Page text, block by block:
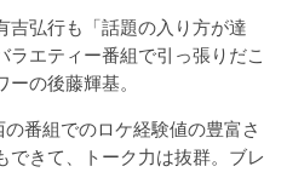
弘行も「話題の入り方が達
エティー番組で引っ張りだこ
の後藤輝基。
番組でのロケ経験値の豊富さ
できて、トーク力は抜群。ブレ